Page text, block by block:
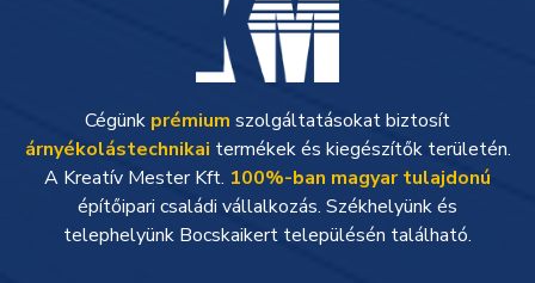
Cégünk prémium szolgáltatásokat biztosít
árnyékolástechnikai termékek és kiegészítők területén.
A Kreatív Mester Kft. 100%-ban magyar tulajdonú
építőipari családi vállalkozás. Székhelyünk és
telephelyünk Bocskaikert településén található.